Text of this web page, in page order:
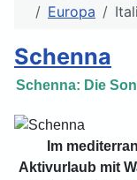
Europa
Schenna
Schenna: Die
Im
Aktivurlaub mit